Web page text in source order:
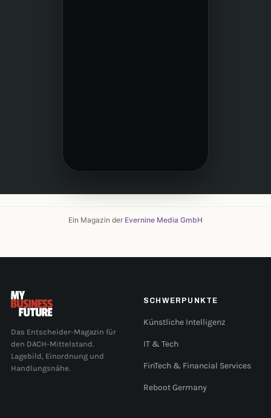
Ein Magazin der Evernine Media GmbH
Das Entscheider-Magazin für
den DACH-Mittelstand.
Lagebild, Einordnung und
Handlungsnähe.
SCHWERPUNKTE
Künstliche Intelligenz
IT & Tech
FinTech & Financial Services
Reboot Germany